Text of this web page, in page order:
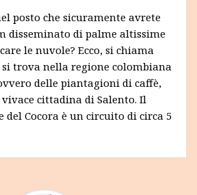
posto che sicuramente avrete
disseminato di palme altissime
le nuvole? Ecco, si chiama
si trova nella regione colombiana
delle piantagioni di caffè,
cittadina di Salento. Il
Cocora è un circuito di circa 5